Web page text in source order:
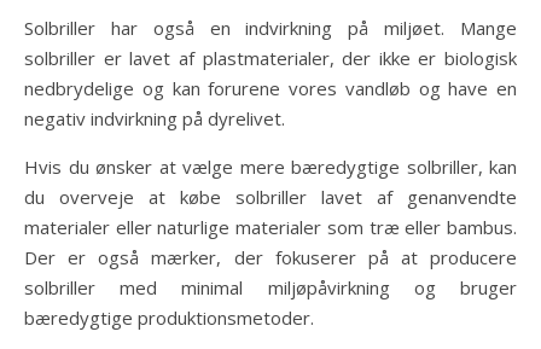
Solbriller har også en indvirkning på miljøet. Mange
solbriller er lavet af plastmaterialer, der ikke er biologisk
nedbrydelige og kan forurene vores vandløb og have en
negativ indvirkning på dyrelivet.
Hvis du ønsker at vælge mere bæredygtige solbriller, kan
du overveje at købe solbriller lavet af genanvendte
materialer eller naturlige materialer som træ eller bambus.
Der er også mærker, der fokuserer på at producere
solbriller med minimal miljøpåvirkning og bruger
bæredygtige produktionsmetoder.